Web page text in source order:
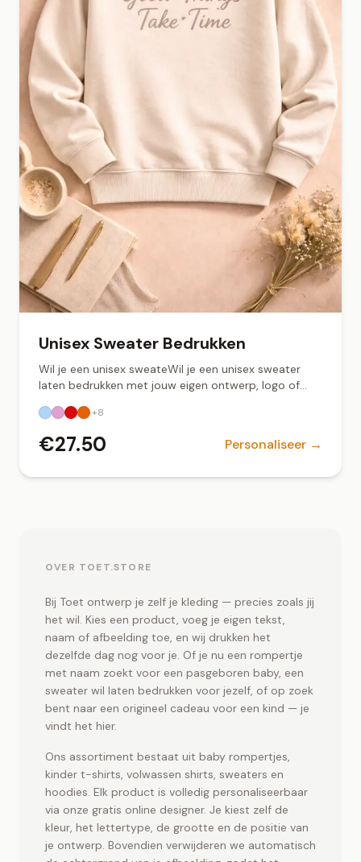
Unisex Sweater Bedrukken
Wil je een unisex sweateWil je een unisex sweater
laten bedrukken met jouw eigen ontwerp, logo of
sweater online en zorgen wij voor een professionele,
duurzame bedrukking. Deze unisex sweater is
geschikt voor zowel dames als heren en heeft een
katoenblend voor langdurig draagcomfort. Ideaal
en kleurvast ✔ Verkrijgbaar in meerdere kleuren en
bedrukken voor je bedrijf, sportteam of als
persoonlijk cadeau? Upload je ontwerp en ontvang
een uniek en professioneel resultaat. Sweater
bedrukken in Groningen Zoek je een betrouwbare
partij voor een sweater bedrukken in Groningen?
Toet.store verzorgt professionele textielbedrukking
met snelle levertijden en persoonlijke service.r laten
bedrukken met jouw eigen ontwerp of logo? Bij
Toet.store ontwerp je online. Snel geleverd vanuit
+8
€27.50 Personaliseer →
OVER TOET.STORE
Bij Toet ontwerp je zelf je kleding — precies zoals jij
het wil. Kies een product, voeg je eigen tekst,
naam of afbeelding toe, en wij drukken het
dezelfde dag nog voor je. Of je nu een rompertje
met naam zoekt voor een pasgeboren baby, een
sweater wil laten bedrukken voor jezelf, of op zoek
bent naar een origineel cadeau voor een kind — je
vindt het hier.
Ons assortiment bestaat uit baby rompertjes,
kinder t-shirts, volwassen shirts, sweaters en
hoodies. Elk product is volledig personaliseerbaar
via onze gratis online designer. Je kiest zelf de
kleur, het lettertype, de grootte en de positie van
je ontwerp. Bovendien verwijderen we automatisch